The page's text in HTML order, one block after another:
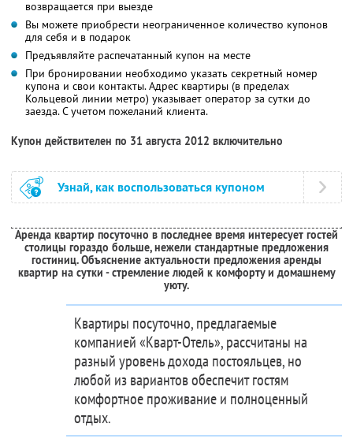
возвращается при выезде
Вы можете приобрести неограниченное количество купонов
для себя и в подарок
Предъявляйте распечатанный купон на месте
При бронировании необходимо указать секретный номер
купона и свои контакты. Адрес квартиры (в пределах
Кольцевой линии метро) указывает оператор за сутки до
заезда. С учетом пожеланий клиента.
Купон действителен по 31 августа 2012 включительно
Узнай, как воспользоваться купоном
Аренда квартир посуточно в последнее время интересует гостей
столицы гораздо больше, нежели стандартные предложения
гостиниц. Объяснение актуальности предложения аренды
квартир на сутки - стремление людей к комфорту и домашнему
уюту.
Квартиры посуточно, предлагаемые
компанией «Кварт-Отель», рассчитаны на
разный уровень дохода постояльцев, но
любой из вариантов обеспечит гостям
комфортное проживание и полноценный
отдых.